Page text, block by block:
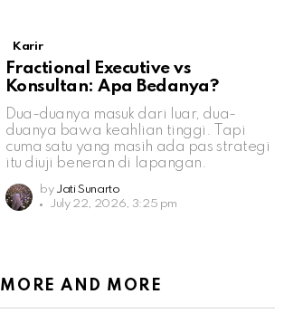
Karir
Fractional Executive vs
Konsultan: Apa Bedanya?
Dua-duanya masuk dari luar, dua-
duanya bawa keahlian tinggi. Tapi
cuma satu yang masih ada pas strategi
itu diuji beneran di lapangan.
by Jati Sunarto
July 22, 2026, 3:25 pm
MORE AND MORE